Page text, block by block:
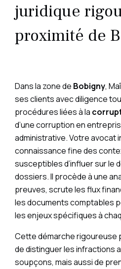
juridique
proximité de
Dans la zone de Bobigny,
ses clients avec diligence
procédures liées à la
d’une corruption en
administrative. Votre avocat
connaissance fine des
susceptibles d’influer sur le
dossiers. Il procède à une
preuves, scrute les flux
les documents comptables
les enjeux spécifiques à
Cette démarche rigoureuse
de distinguer les infractions
soupçons, mais aussi de